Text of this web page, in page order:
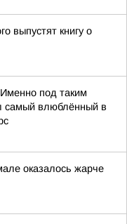
выпустят книгу о
под таким
самый влюблённый в
оказалось жарче